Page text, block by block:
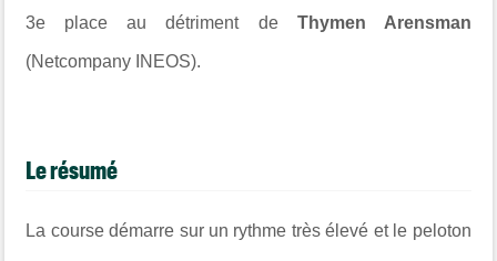
3e place au détriment de Thymen Arensman
(Netcompany INEOS).
Le résumé
La course démarre sur un rythme très élevé et le peloton